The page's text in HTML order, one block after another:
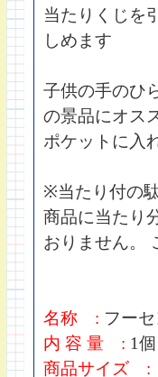
当たりくじを
しめます
子供の手のひ
の景品にオス
ポケットに入
※当たり付の
商品に当たり
おりません。
名称 : フー
内 容 量 : 1個
商品サイズ :